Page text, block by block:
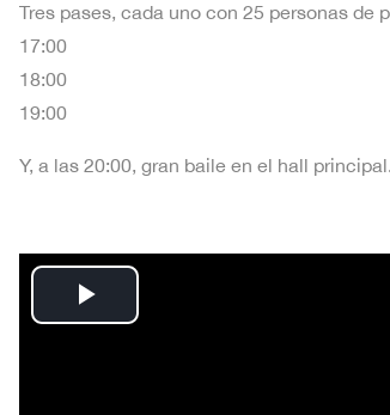
Tres pases, cada uno con 25 personas de
17:00
18:00
19:00
Y, a las 20:00, gran baile en el hall principal.